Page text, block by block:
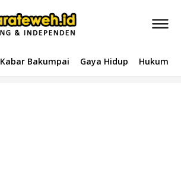
Kabar Bakumpai Gaya Hidup Hukum &